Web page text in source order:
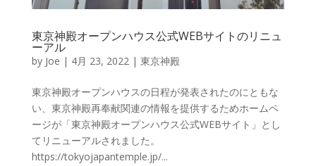
東京神殿オープンハウス公式WEBサイトのリニュ
ーアル
by Joe | 4月 23, 2022| 東京神殿
東京神殿オープンハウスの日程が発表されたのにともな
い、東京神殿再奉献関連の情報を提供するためホームペ
ージが「東京神殿オープンハウス公式WEBサイト」とし
てリニューアルされました。
https://tokyojapantemple.jp/...